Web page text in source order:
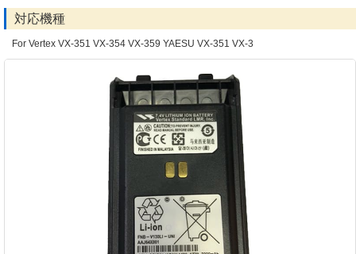
対応機種
For Vertex VX-351 VX-354 VX-359 YAESU VX-351 VX-3